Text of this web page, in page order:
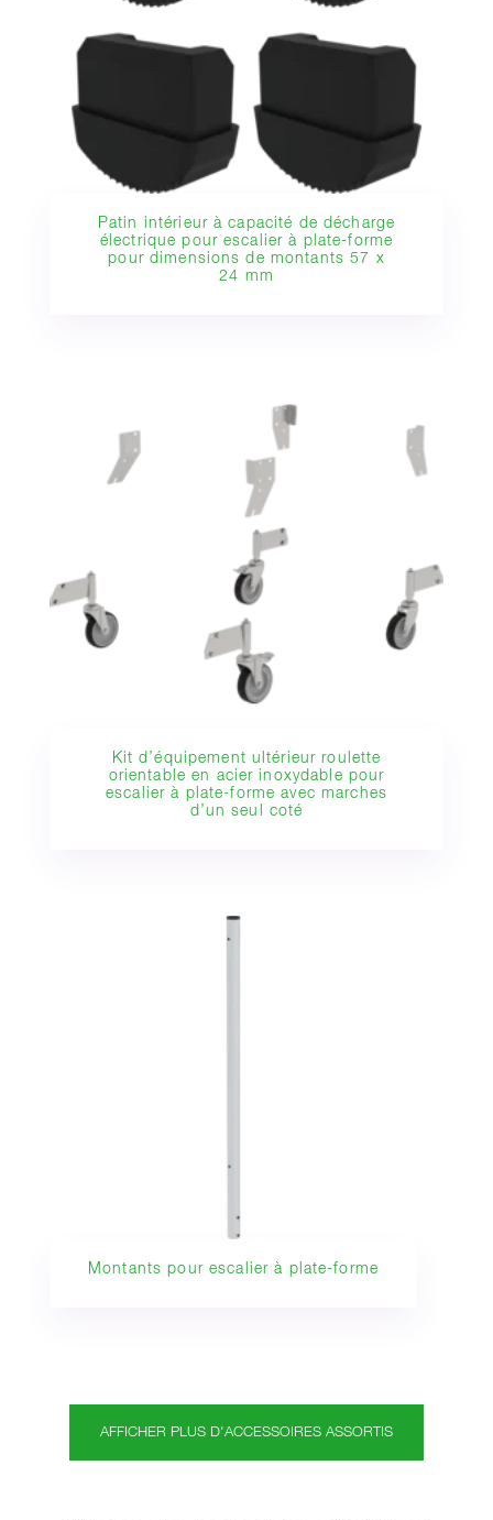
Patin intérieur à capacité de décharge
électrique pour escalier à plate-forme
pour dimensions de montants 57 x
24 mm
Kit d’équipement ultérieur roulette
orientable en acier inoxydable pour
escalier à plate-forme avec marches
d’un seul coté
Montants pour escalier à plate-forme
AFFICHER PLUS D'ACCESSOIRES ASSORTIS